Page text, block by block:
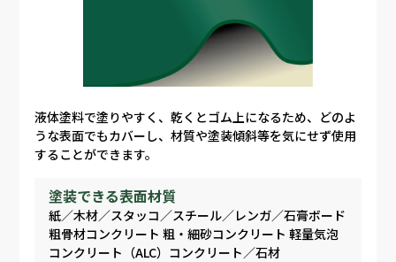
液体塗料で塗りやすく、乾くとゴム上になるため、どのよ
うな表面でもカバーし、材質や塗装傾斜等を気にせず使用
することができます。
塗装できる表面材質
紙／木材／スタッコ／スチール／レンガ／石膏ボード
粗骨材コンクリート 粗・細砂コンクリート 軽量気泡
コンクリート（ALC）コンクリート／石材